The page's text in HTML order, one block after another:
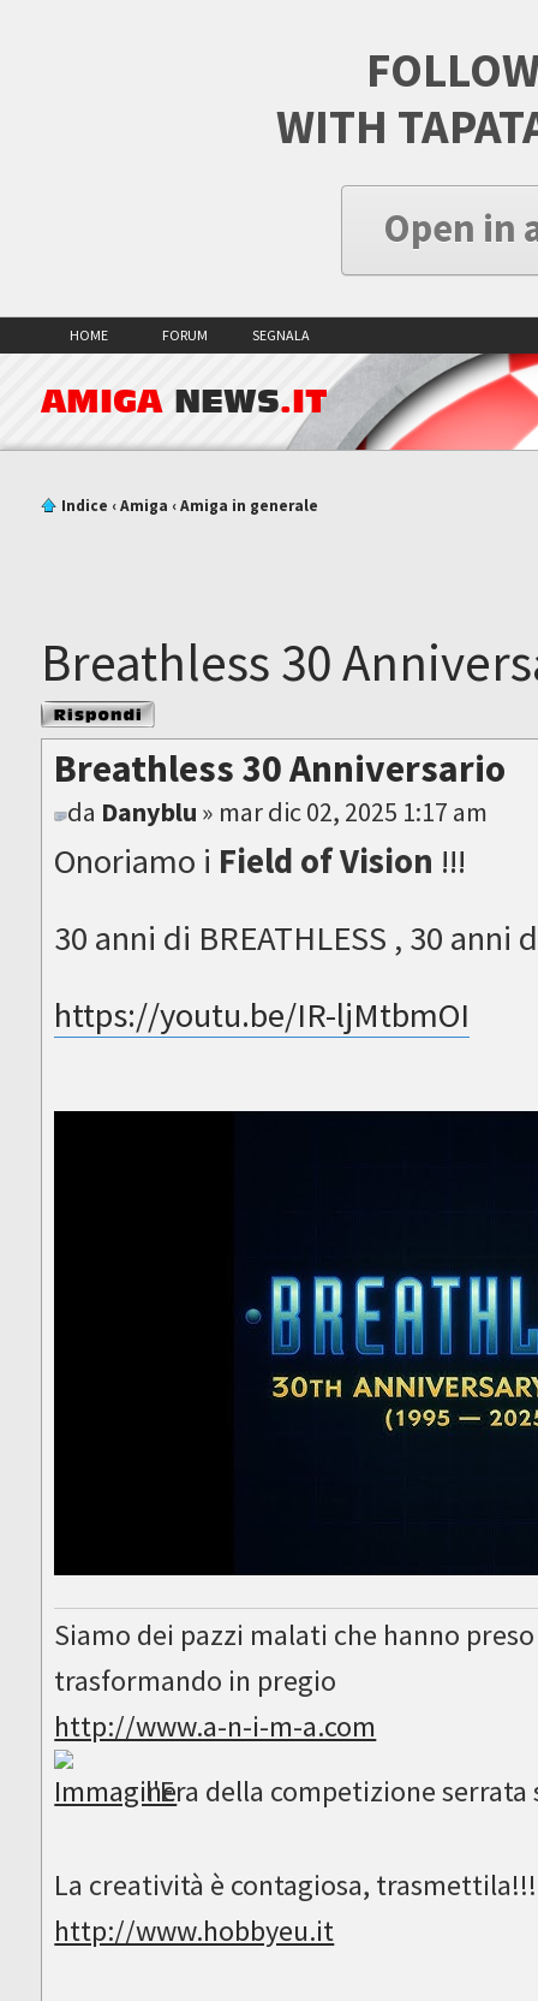
WITH
Open in
HOME FORUM SEGNALA
AMIGA NEWS.IT
Indice ‹Amiga ‹Amiga in generale
Breathless 30
Rispondi al
messaggio
Breathless 30 Anniversario
da Danyblu » mar dic 02, 2025 1:17 am
Onoriamo i Field of Vision !!!
30 anni di BREATHLESS , 30 anni
https://youtu.be/IR-ljMtbmOI
Siamo dei pazzi malati che hanno
trasformando in pregio
http://www.a-n-i-m-a.com
l'Era della competizione serrata
La creatività è contagiosa,
http://www.hobbyeu.it